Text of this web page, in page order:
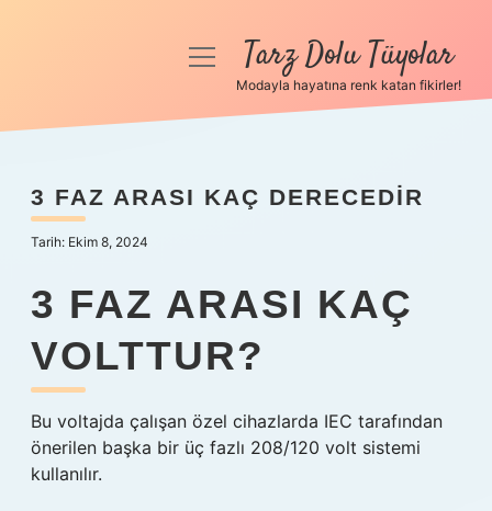
Anasayfa
Yasal Uyarı
menüyüTarz Dolu Tüyolar
Modayla hayatına renk katan fikirler!
3 FAZ ARASI KAÇ DERECEDIR
Tarih: Ekim 8, 2024
3 FAZ ARASI KAÇ
VOLTTUR?
Bu voltajda çalışan özel cihazlarda IEC tarafından
önerilen başka bir üç fazlı 208/120 volt sistemi
kullanılır.